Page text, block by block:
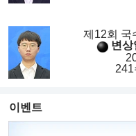
제12회 국
변
이벤트